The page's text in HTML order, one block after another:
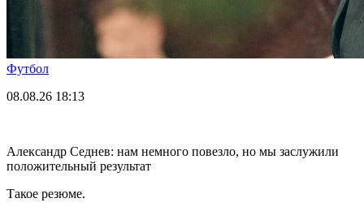
Футбол
08.08.26 18:13
Александр Седнев: нам немного повезло, но мы заслужили
положительный результат
Такое резюме.